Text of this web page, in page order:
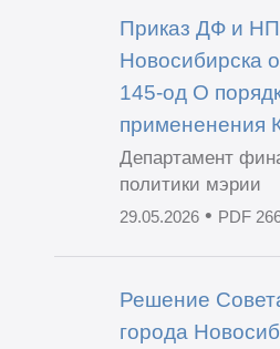
Приказ ДФ и
Новосибирска
145-од О
примененения
Департамент
политики мэрии
29.05.2026• PDF
Решение
города